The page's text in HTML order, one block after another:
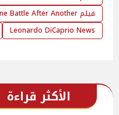
فيلم One Battle After Another مترجم
Leonardo DiCaprio News
الأكثر قراءة